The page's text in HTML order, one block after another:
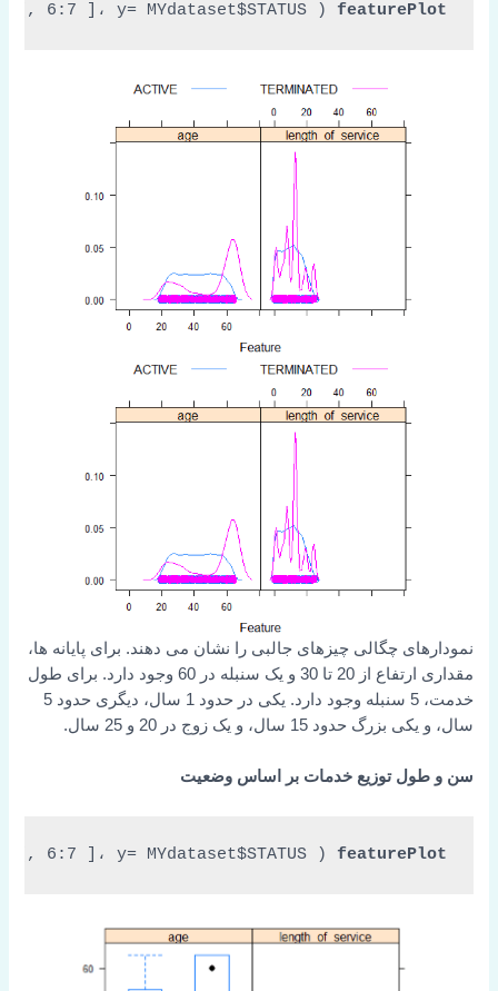
featurePlot
(
6:7 ]، y= MYdataset$STATUS،
نمودارهای چگالی چیزهای جالبی را نشان می دهند. برای پایانه ها،
مقداری ارتفاع از 20 تا 30 و یک سنبله در 60 وجود دارد. برای طول
خدمت، 5 سنبله وجود دارد. یکی در حدود 1 سال، دیگری حدود 5
سال، و یکی بزرگ حدود 15 سال، و یک زوج در 20 و 25 سال.
سن و طول توزیع خدمات بر اساس وضعیت
featurePlot
(
6:7 ]، y= MYdataset$STATUS،